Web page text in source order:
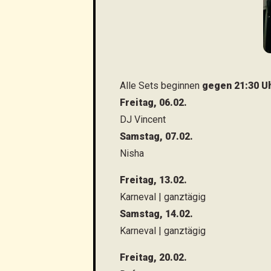
Alle Sets beginnen gegen 21:30
Freitag, 06.02.
DJ Vincent
Samstag, 07.02.
Nisha
Freitag, 13.02.
Karneval | ganztägig
Samstag, 14.02.
Karneval | ganztägig
Freitag, 20.02.